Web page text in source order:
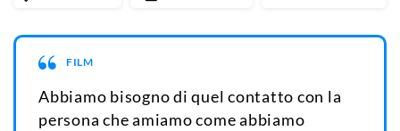
FILM
Abbiamo bisogno di quel contatto con la
persona che amiamo come abbiamo